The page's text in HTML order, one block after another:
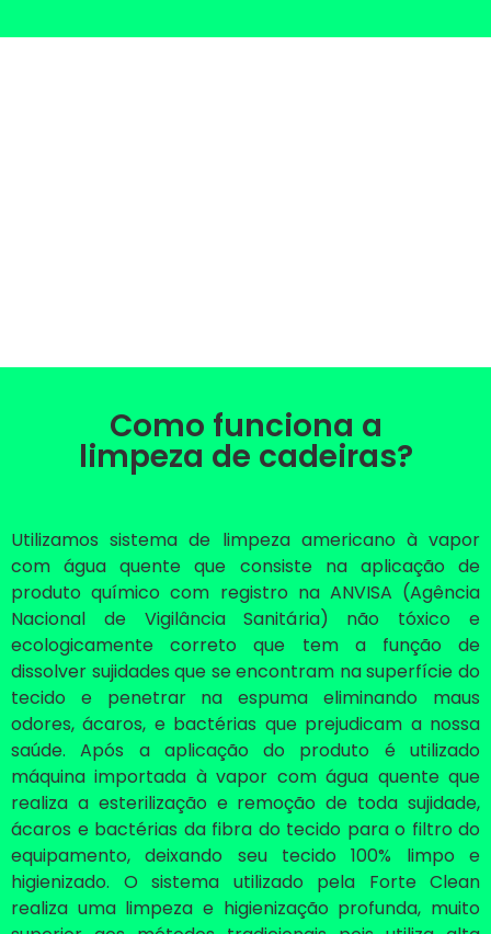
Como funciona a
limpeza de cadeiras?
Utilizamos sistema de limpeza americano à vapor
com água quente que consiste na aplicação de
produto químico com registro na ANVISA (Agência
Nacional de Vigilância Sanitária) não tóxico e
ecologicamente correto que tem a função de
dissolver sujidades que se encontram na superfície do
tecido e penetrar na espuma eliminando maus
odores, ácaros, e bactérias que prejudicam a nossa
saúde. Após a aplicação do produto é utilizado
máquina importada à vapor com água quente que
realiza a esterilização e remoção de toda sujidade,
ácaros e bactérias da fibra do tecido para o filtro do
equipamento, deixando seu tecido 100% limpo e
higienizado. O sistema utilizado pela Forte Clean
realiza uma limpeza e higienização profunda, muito